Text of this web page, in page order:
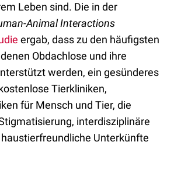
Leben sind. Die in der
Animal Interactions
ergab, dass zu den häufigsten
Obdachlose und ihre
werden, ein gesünderes
Tierkliniken,
für Mensch und Tier, die
interdisziplinäre
Unterkünfte